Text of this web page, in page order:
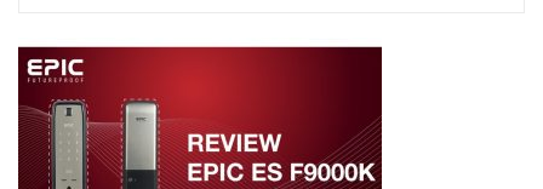
phong-
tro-